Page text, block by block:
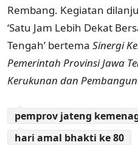
Rembang. Kegiatan
‘Satu Jam Lebih Dekat
Tengah’ bertema Sinergi
Pemerintah Provinsi Jawa
Kerukunan dan
pemprov jateng
hari amal bhakti ke 80